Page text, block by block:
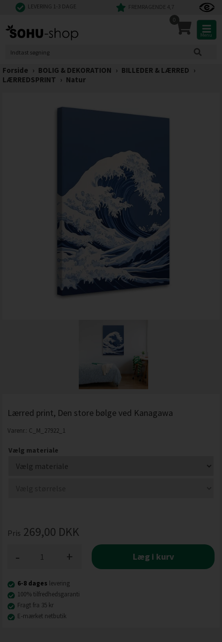
LEVERING 1-3 DAGE FREMRAGENDE 4,7
0
Menu
Forside › BOLIG & DEKORATION › BILLEDER & LÆRRED ›
LÆRREDSPRINT › Natur
Lærred print, Den store bølge ved Kanagawa
Varenr.: C_M_27922_1
Vælg materiale
Pris 269,00 DKK
+
- Læg i kurv
6-8 dages levering
100% tilfredhedsgaranti
Fragt fra 35 kr
E-mærket netbutik